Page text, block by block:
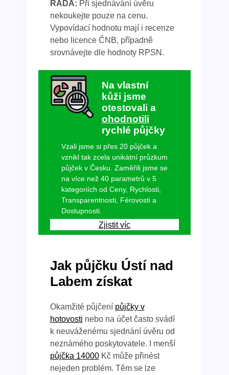
RADA: Při sjednávání úvěru
nekoukejte pouze na cenu.
Vypovídací hodnotu mají i recenze
nebo licence ČNB, případně
srovnávejte dle hodnoty RPSN.
Na vlastní
kůži jsme
otestovali a
ohodnotili
rychlé půjčky
Vzali jsme si přes 20 půjček a
vznikl tak zcela unikátní průzkum
půjček v Česku. Zaměřili jsme se
na více než 40 parametrů v 5
kategoriích od Ceny, Rychlosti,
Transparentnosti, Férovosti a
Dostupnosti.
Zjistit víc
Jak půjčku Ústí nad
Labem získat
Okamžité půjčení půjčky v
hotovosti nebo na účet často svádí
k neuváženému sjednání úvěru od
neznámého poskytovatele. I menší
půjčka 14000Kč může přinést
nejeden problém. Těm se lze